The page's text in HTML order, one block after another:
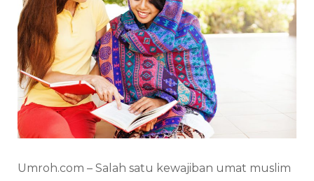
Umroh.com – Salah satu kewajiban umat muslim